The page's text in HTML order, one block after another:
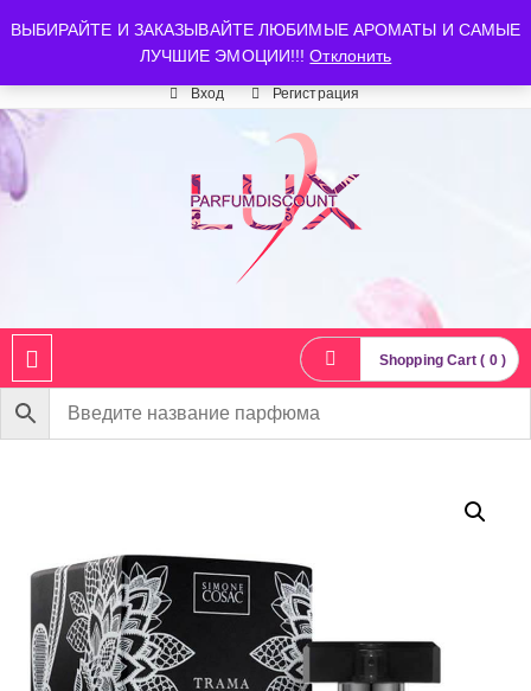
ВЫБИРАЙТЕ И ЗАКАЗЫВАЙТЕ ЛЮБИМЫЕ АРОМАТЫ И САМЫЕ
ЛУЧШИЕ ЭМОЦИИ!!!Отклонить
luxparfumdiscount@mail.ru +7 903 544 11 18 г. Москва
Время работы: пн-сб 10:00-21:00
Вход Регистрация
Shopping Cart ( 0 )